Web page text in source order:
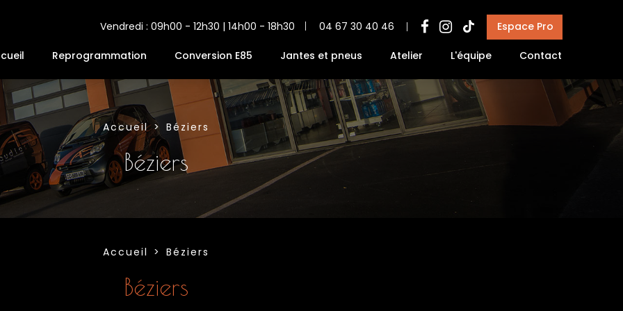
Vendredi : 09h00 - 12h30 | 14h00 - 18h30 04 67 30 40 46 Espace Pro
Reprogrammation Conversion E85 Jantes et pneus Atelier L'équipe Contact
Accueil Béziers
Béziers
Accueil Béziers
Béziers